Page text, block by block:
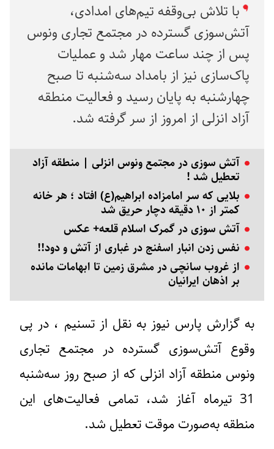
با تلاش بی‌وقفه تیم‌های امدادی،
آتش‌سوزی گسترده در مجتمع تجاری ونوس
پس از چند ساعت مهار شد و عملیات
پاک‌سازی نیز از بامداد سه‌شنبه تا صبح
چهارشنبه به پایان رسید و فعالیت منطقه
آزاد انزلی از امروز از سر گرفته شد.
آتش سوزی در مجتمع ونوس انزلی | منطقه آزاد
تعطیل شد !
بلایی که سر امامزاده ابراهیم(ع) افتاد ؛ هر خانه
کمتر از ۱۰ دقیقه دچار حریق شد
آتش سوزی در گمرک اسلام قلعه+ عکس
نفس زدن انبار اسفنج در غباری از آتش و دود!!
از غروب سانچى در مشرق زمین تا ابهامات مانده
بر اذهان ایرانیان
به گزارش پارس نیوز به نقل از تسنیم ، در پی
وقوع آتش‌سوزی گسترده در مجتمع تجاری
ونوس منطقه آزاد انزلی که از صبح روز سه‌شنبه
31 تیرماه آغاز شد، تمامی فعالیت‌های این
منطقه به‌صورت موقت تعطیل شد.